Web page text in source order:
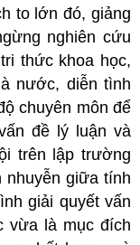
to lớn đó, giảng
nghiên cứu
thức khoa học,
nước, diễn tình
chuyên môn để
đề lý luận và
trên lập trường
nhuyễn giữa tính
giải quyết vấn
vừa là mục đích